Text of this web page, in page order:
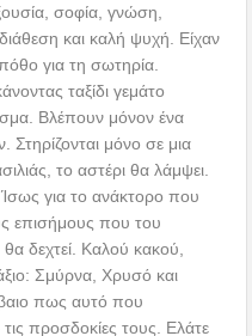
σοφία, γνώση,
και καλή ψυχή. Είχαν
για τη σωτηρία.
ταξίδι γεμάτο
Βλέπουν μόνον ένα
Στηρίζονται μόνο σε μια
το αστέρι θα λάμψει.
Ίσως για το ανάκτορο που
επισήμους που του
δεχτεί. Καλού κακού,
Σμύρνα, Χρυσό και
πως αυτό που
προσδοκίες τους. Ελάτε